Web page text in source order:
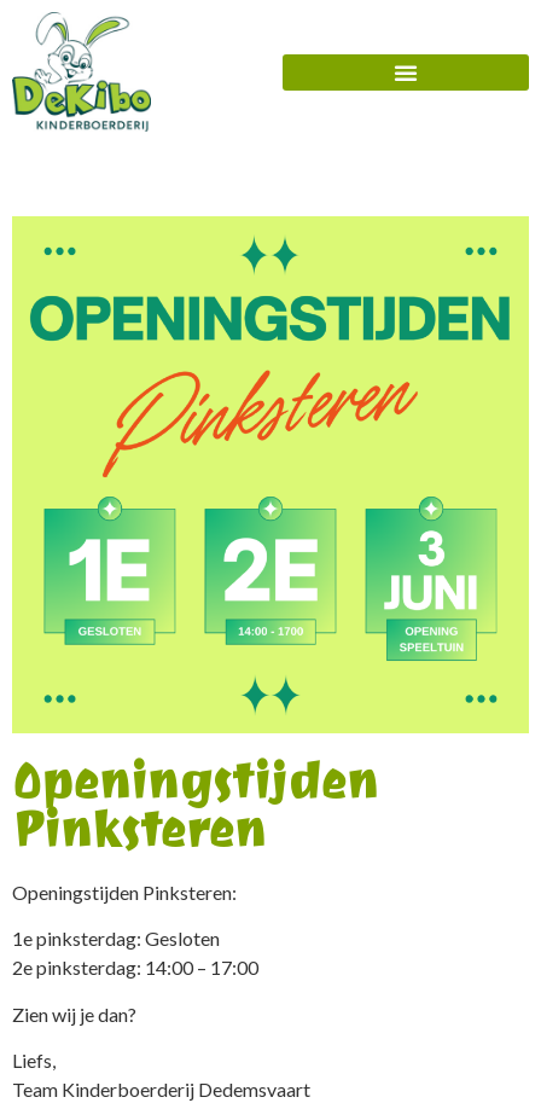
Openingstijden
Pinksteren
Openingstijden Pinksteren:
1e pinksterdag: Gesloten
2e pinksterdag: 14:00 – 17:00
Zien wij je dan?
Liefs,
Team Kinderboerderij Dedemsvaart